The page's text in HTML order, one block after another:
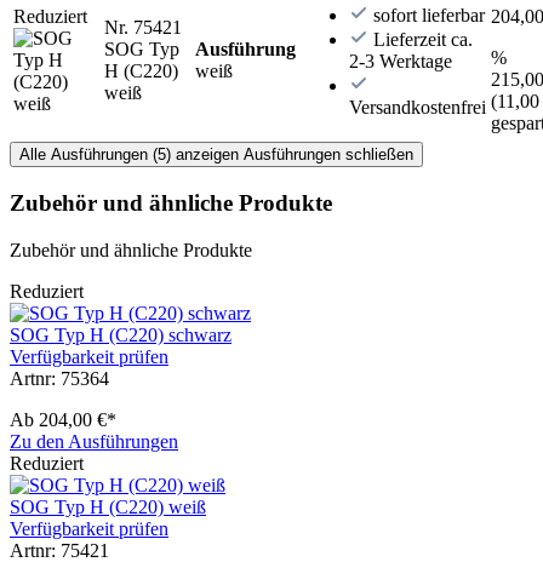
Reduziert
Nr. 75421
SOG Typ
H (C220)
weiß
Ausführung
weiß
sofort lieferbar
Lieferzeit ca.
2-3 Werktage
Versandkostenfrei
%
(11,00
Alle Ausführungen (5) anzeigen Ausführungen schließen
Zubehör und ähnliche Produkte
Zubehör und ähnliche Produkte
Reduziert
SOG Typ H (C220) schwarz
Verfügbarkeit prüfen
Artnr: 75364
Ab 204,00 €*
Zu den Ausführungen
Reduziert
SOG Typ H (C220) weiß
Verfügbarkeit prüfen
Artnr: 75421